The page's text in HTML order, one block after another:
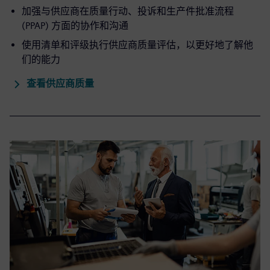
加强与供应商在质量行动、投诉和生产件批准流程
(PPAP) 方面的协作和沟通
使用清单和评级执行供应商质量评估，以更好地了解他
们的能力
查看供应商质量